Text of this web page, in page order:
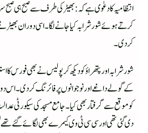
انتظامیہ کا دعوٰی ہے کہ: بھیڑ کی طرف سے صبح ہی
کرتے ہوئے شور شرابہ کیا جانے لگا۔ اسی دوران
کردی۔
شور شرابہ اور پتھراؤ کو دیکھ کر پولیس نے بھی فورس کا
کے گولے داغے اور نوجوانوں پرفائرنگ کردی۔ اس
کو موقع سے گرفتار بھی کیا۔ جامع مسجد کی سیکورٹی
دی گئی تھی اور سی سی ٹی وی کیمرے بھی لگائے گئے تھے